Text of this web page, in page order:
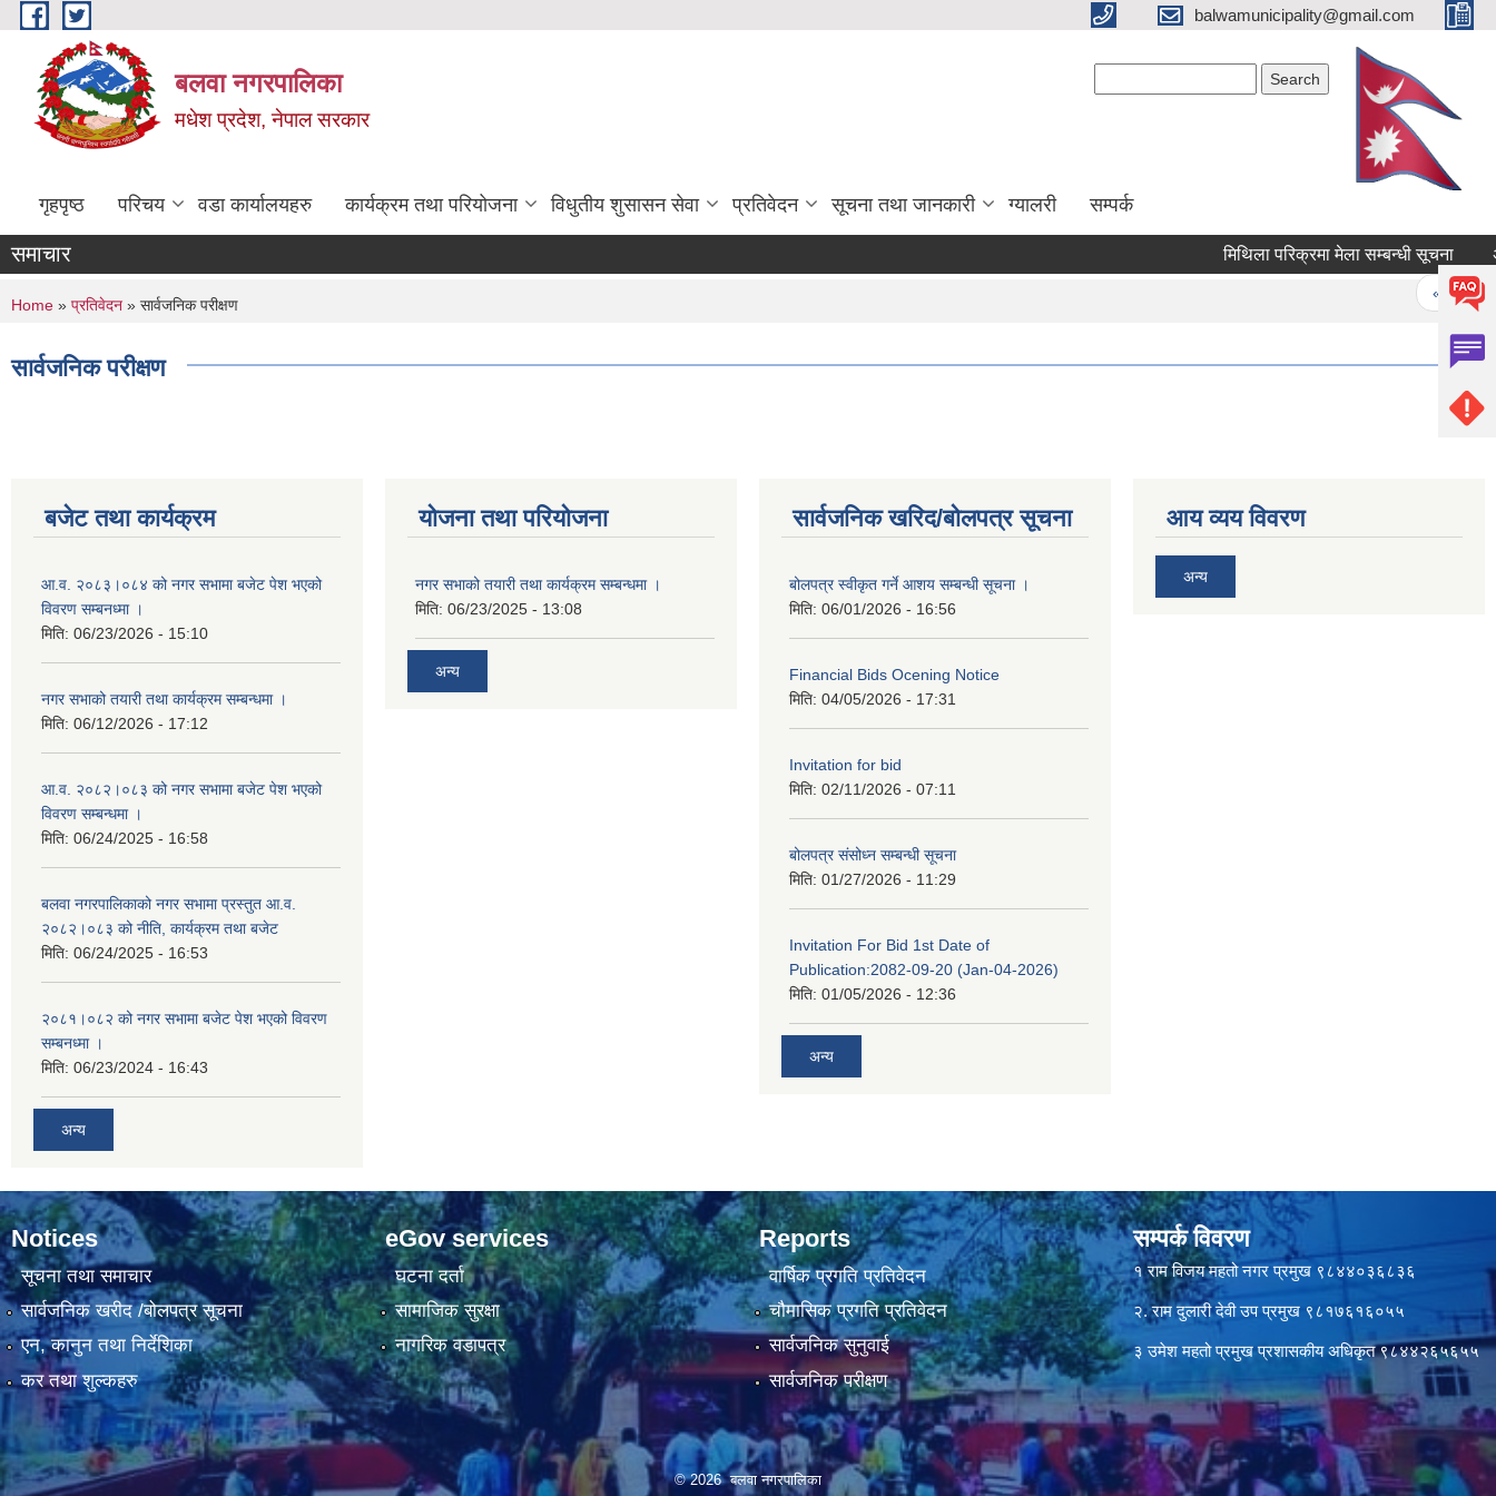
Skip to main content balwamunicipality@gmail.com
बलवा नगरपालिका
मधेश प्रदेश, नेपाल सरकार
गृहपृष्ठ परिचय वडा कार्यालयहरु कार्यक्रम तथा परियोजना विधुतीय शुसासन सेवा प्रतिवेदन सूचना तथा जानकारी ग्यालरी सम्पर्क
समाचार मिथिला परिक्रमा मेला सम्बन्धी सूचना
« first
You are here
Home » प्रतिवेदन » सार्वजनिक परीक्षण
सार्वजनिक परीक्षण
बजेट तथा कार्यक्रम
आ.व. २०८३।०८४ को नगर सभामा बजेट पेश भएको
विवरण सम्बनध्मा ।
मिति: 06/23/2026 - 15:10
नगर सभाको तयारी तथा कार्यक्रम सम्बन्धमा ।
मिति: 06/12/2026 - 17:12
आ.व. २०८२।०८३ को नगर सभामा बजेट पेश भएको
विवरण सम्बन्धमा ।
मिति: 06/24/2025 - 16:58
बलवा नगरपालिकाको नगर सभामा प्रस्तुत आ.व.
२०८२।०८३ को नीति, कार्यक्रम तथा बजेट
मिति: 06/24/2025 - 16:53
२०८१।०८२ को नगर सभामा बजेट पेश भएको विवरण
सम्बनध्मा ।
मिति: 06/23/2024 - 16:43
अन्य
योजना तथा परियोजना
नगर सभाको तयारी तथा कार्यक्रम सम्बन्धमा ।
मिति: 06/23/2025 - 13:08
अन्य
सार्वजनिक खरिद/बोलपत्र सूचना
बोलपत्र स्वीकृत गर्ने आशय सम्बन्धी सूचना ।
मिति: 06/01/2026 - 16:56
Financial Bids Ocening Notice
मिति: 04/05/2026 - 17:31
Invitation for bid
मिति: 02/11/2026 - 07:11
बोलपत्र संसोध्न सम्बन्धी सूचना
मिति: 01/27/2026 - 11:29
Invitation For Bid 1st Date of
Publication:2082-09-20 (Jan-04-2026)
मिति: 01/05/2026 - 12:36
अन्य
आय व्यय विवरण
अन्य
Notices
सूचना तथा समाचार
सार्वजनिक खरीद /बोलपत्र सूचना
एन, कानुन तथा निर्देशिका
कर तथा शुल्कहरु
eGov services
घटना दर्ता
सामाजिक सुरक्षा
नागरिक वडापत्र
Reports
वार्षिक प्रगति प्रतिवेदन
चौमासिक प्रगति प्रतिवेदन
सार्वजनिक सुनुवाई
सार्वजनिक परीक्षण
सम्पर्क विवरण
१ राम विजय महतो नगर प्रमुख ९८४४०३६८३६
२. राम दुलारी देवी उप प्रमुख ९८१७६१६०५५
३ उमेश महतो प्रमुख प्रशासकीय अधिकृत ९८४४२६५६५५
© 2026 बलवा नगरपालिका